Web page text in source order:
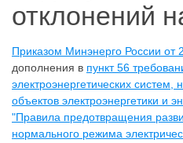
отклонений
Приказом Минэнерго России
дополнения в пункт 56
электроэнергетических систем,
объектов электроэнергетики и
"Правила предотвращения
нормального режима